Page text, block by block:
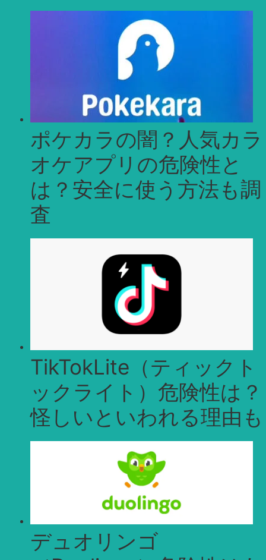
ポケカラの闇？人気カラ
オケアプリの危険性と
は？安全に使う方法も調
査
TikTokLite（ティックト
ックライト）危険性は？
怪しいといわれる理由も
デュオリンゴ